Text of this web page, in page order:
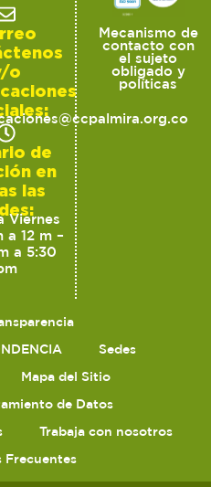
o
de
en
las
Viernes
a 12 m –
a 5:30
Mecanismo de
contacto con
el sujeto
obligado y
políticas
Sedes
Mapa del Sitio
de Datos
Trabaja con nosotros
Frecuentes